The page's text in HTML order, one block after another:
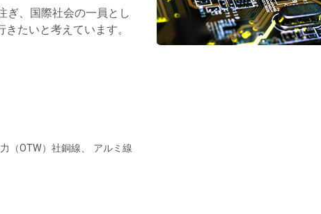
ぎ、国際社会の一員とし
たいと考えています。
（OTW）社銅線、 アルミ線